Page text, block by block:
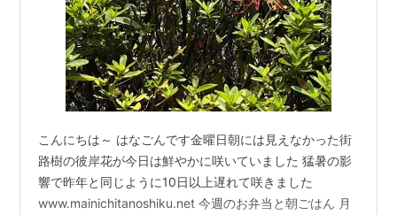
こんにちは～ はなごんです金曜日朝には見えなかった街
路樹の彼岸花が今日は鮮やかに咲いていました 猛暑の影
響で昨年と同じように10日以上遅れて咲きました
www.mainichitanoshiku.net 今週のお弁当と朝ごはん 月